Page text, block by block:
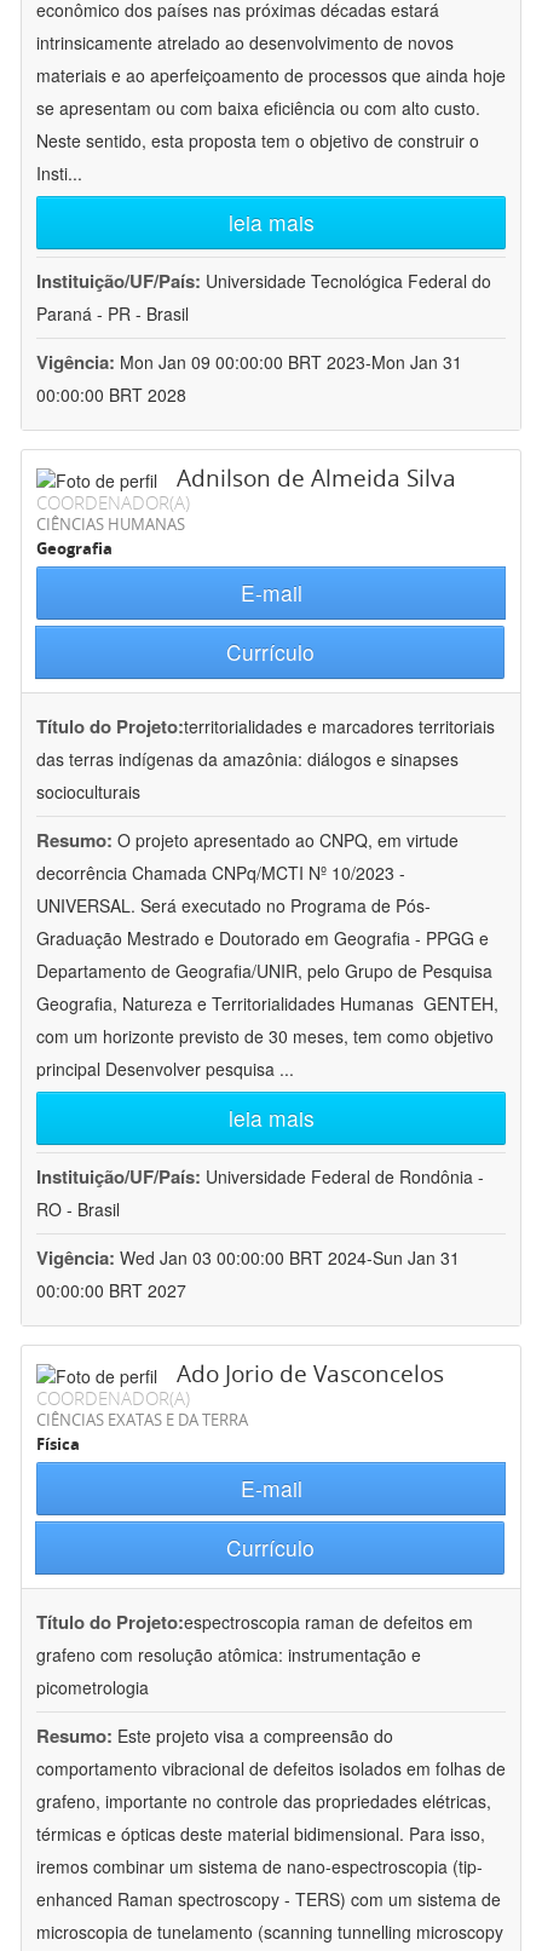
econômico dos países nas próximas décadas estará
intrinsicamente atrelado ao desenvolvimento de novos
materiais e ao aperfeiçoamento de processos que ainda hoje
se apresentam ou com baixa eficiência ou com alto custo.
Neste sentido, esta proposta tem o objetivo de construir o
Insti...
leia mais
Instituição/UF/País: Universidade Tecnológica Federal do
Paraná - PR - Brasil
Vigência: Mon Jan 09 00:00:00 BRT 2023-Mon Jan 31
00:00:00 BRT 2028
Adnilson de Almeida Silva
COORDENADOR(A)
CIÊNCIAS HUMANAS
Geografia
E-mail
Currículo
Título do Projeto:territorialidades e marcadores territoriais
das terras indígenas da amazônia: diálogos e sinapses
socioculturais
Resumo: O projeto apresentado ao CNPQ, em virtude
decorrência Chamada CNPq/MCTI Nº 10/2023 -
UNIVERSAL. Será executado no Programa de Pós-
Graduação Mestrado e Doutorado em Geografia - PPGG e
Departamento de Geografia/UNIR, pelo Grupo de Pesquisa
Geografia, Natureza e Territorialidades Humanas  GENTEH,
com um horizonte previsto de 30 meses, tem como objetivo
principal Desenvolver pesquisa ...
leia mais
Instituição/UF/País: Universidade Federal de Rondônia -
RO - Brasil
Vigência: Wed Jan 03 00:00:00 BRT 2024-Sun Jan 31
00:00:00 BRT 2027
Ado Jorio de Vasconcelos
COORDENADOR(A)
CIÊNCIAS EXATAS E DA TERRA
Física
E-mail
Currículo
Título do Projeto:espectroscopia raman de defeitos em
grafeno com resolução atômica: instrumentação e
picometrologia
Resumo: Este projeto visa a compreensão do
comportamento vibracional de defeitos isolados em folhas de
grafeno, importante no controle das propriedades elétricas,
térmicas e ópticas deste material bidimensional. Para isso,
iremos combinar um sistema de nano-espectroscopia (tip-
enhanced Raman spectroscopy - TERS) com um sistema de
microscopia de tunelamento (scanning tunnelling microscopy